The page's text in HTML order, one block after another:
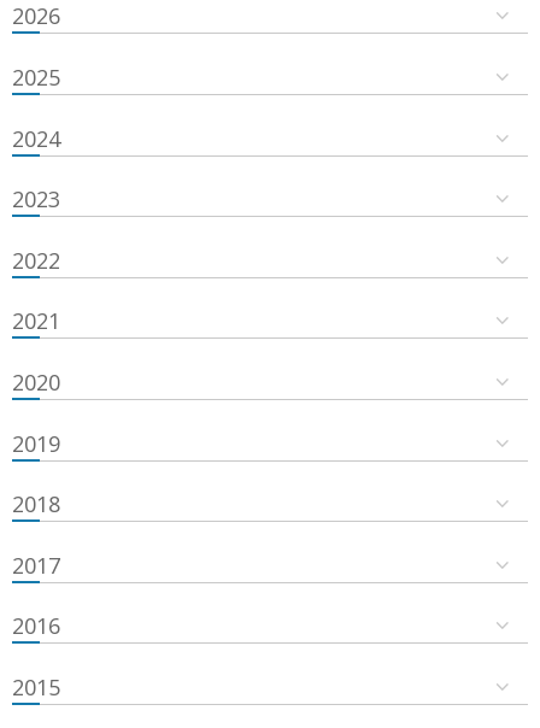
2026
2025
2024
2023
2022
2021
2020
2019
2018
2017
2016
2015